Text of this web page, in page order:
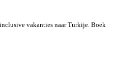
vakanties naar Turkije. Boek